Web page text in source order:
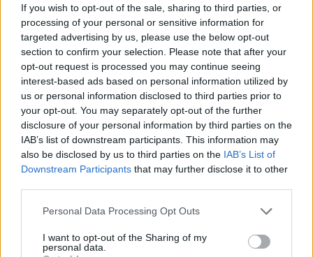
If you wish to opt-out of the sale, sharing to third parties, or
processing of your personal or sensitive information for
targeted advertising by us, please use the below opt-out
section to confirm your selection. Please note that after your
opt-out request is processed you may continue seeing
interest-based ads based on personal information utilized by
us or personal information disclosed to third parties prior to
your opt-out. You may separately opt-out of the further
disclosure of your personal information by third parties on the
IAB’s list of downstream participants. This information may
also be disclosed by us to third parties on the IAB’s List of
Downstream Participants that may further disclose it to other
Please note that this website/app uses one or more Google
not limited to your visit or usage behaviour. You may click to
grant or deny consent to Google and its third-party tags to
Personal Data Processing Opt Outs
I want to opt-out of the Sharing of my
personal data.
el.
Bár Urban nem emlékszik határozottan arra,
hogy találkozott volna Flora Kleinnel,
Simmons édesanyjával a felszabadítás
kaotikus napjaiban, mindketten jelen voltak
Mauthausenben, amikor az amerikai erők
megérkeztek a táborba. Klein mindössze 14
éves volt, egyike a több ezer zsidó fogolynak,